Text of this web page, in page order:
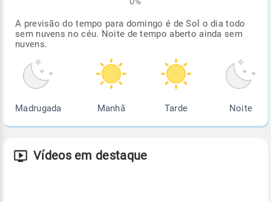
A previsão do tempo para domingo é de Sol o dia todo
sem nuvens no céu. Noite de tempo aberto ainda sem
nuvens.
Madrugada Manhã Tarde Noite
Vídeos em destaque